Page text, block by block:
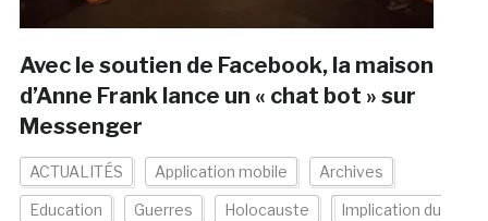
Avec le soutien de Facebook, la maison
d’Anne Frank lance un « chat bot » sur
Messenger
ACTUALITÉS Application mobile Archives
Education Guerres Holocauste Implication du